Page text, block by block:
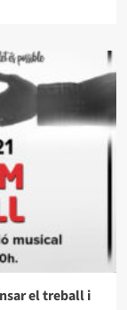
el treball i